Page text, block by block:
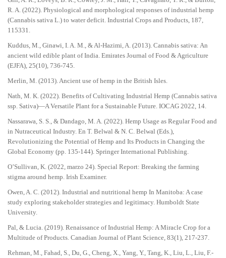
R. A. (2022). Physiological and morphological responses of industrial hemp
(Cannabis sativa L.) to water deficit. Industrial Crops and Products, 187,
115331.
Kuddus, M., Ginawi, I. A. M., & Al-Hazimi, A. (2013). Cannabis sativa: An
ancient wild edible plant of India. Emirates Journal of Food & Agriculture
(EJFA), 25(10), 736-745.
Merlin, M. (2013). Ancient use of hemp in the British Isles.
Nath, M. K. (2022). Benefits of Cultivating Industrial Hemp (Cannabis sativa
ssp. Sativa)—A Versatile Plant for a Sustainable Future. IOCAG 2022, 14.
Nassarawa, S. S., & Dandago, M. A. (2022). Hemp Usage as Regular Food and
in Nutraceutical Industry. En T. Belwal & N. C. Belwal (Eds.),
Revolutionizing the Potential of Hemp and Its Products in Changing the
Global Economy (pp. 135-144). Springer International Publishing.
O’Sullivan, K. (2022, marzo 24). Special Report: Breaking the farming
stigma around hemp. Irish Examiner.
Owen, A. C. (2012). Industrial and nutritional hemp In Manitoba: A case
study exploring stakeholder strategies and legitimacy. Humboldt State
University.
Pal, & Lucia. (2019). Renaissance of Industrial Hemp: A Miracle Crop for a
Multitude of Products. Canadian Journal of Plant Science, 83(1), 217-237.
Rehman, M., Fahad, S., Du, G., Cheng, X., Yang, Y., Tang, K., Liu, L., Liu, F.-